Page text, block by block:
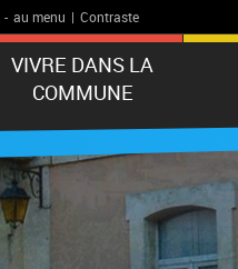
- au menu | Contraste
VIVRE DANS LA
COMMUNE